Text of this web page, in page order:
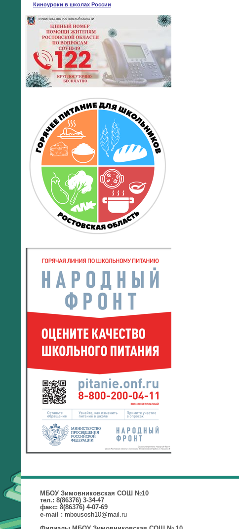
Киноуроки в школах России
МБОУ Зимовниковская СОШ №10
тел.: 8(86376) 3-34-47
факс: 8(86376) 4-07-69
e-mail : mbousosh10@mail.ru